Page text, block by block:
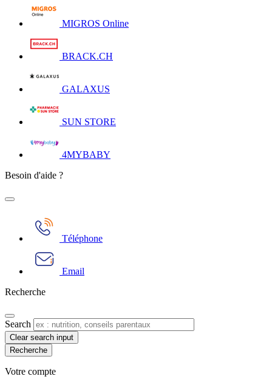
MIGROS Online
BRACK.CH
GALAXUS
SUN STORE
4MYBABY
Besoin d'aide ?
Téléphone
Email
Recherche
Search
Clear search input
Votre compte​